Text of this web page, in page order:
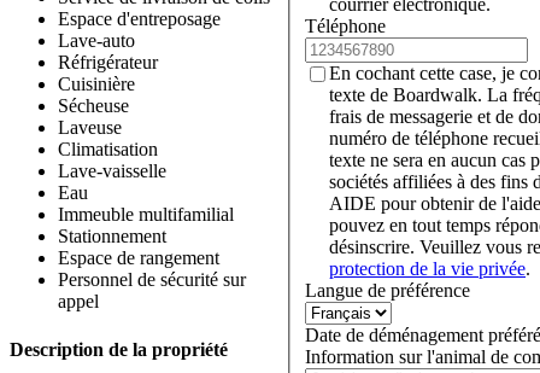
Espace d'entreposage
Lave-auto
Réfrigérateur
Cuisinière
Sécheuse
Laveuse
Climatisation
Lave-vaisselle
Eau
Immeuble multifamilial
Stationnement
Espace de rangement
Personnel de sécurité sur
appel
Description de la propriété
courrier électronique.
Téléphone
En cochant cette case, je
texte de Boardwalk. La
frais de messagerie et de
numéro de téléphone
texte ne sera en aucun cas
sociétés affiliées à des fins
AIDE pour obtenir de
pouvez en tout temps
désinscrire. Veuillez vous
protection de la vie privée.
Langue de préférence
Date de déménagement
Information sur l'animal de